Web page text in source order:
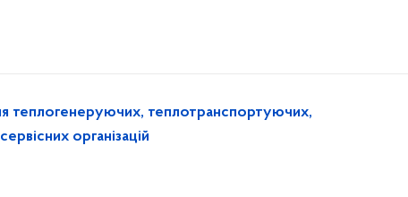
теплотранспортуючих,
організацій